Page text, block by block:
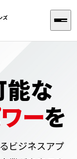
な
ーを
ビジネスアプ